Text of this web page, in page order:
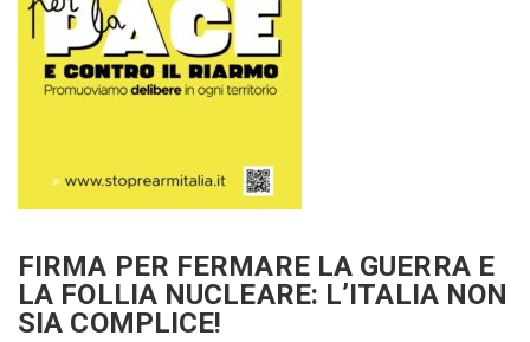
FIRMA PER FERMARE LA GUERRA E
LA FOLLIA NUCLEARE: L’ITALIA NON
SIA COMPLICE!